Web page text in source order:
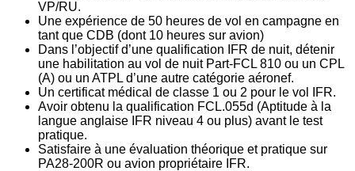
VP/RU.
Une expérience de 50 heures de vol en campagne en
tant que CDB (dont 10 heures sur avion)
Dans l’objectif d’une qualification IFR de nuit, détenir
une habilitation au vol de nuit Part-FCL 810 ou un CPL
(A) ou un ATPL d’une autre catégorie aéronef.
Un certificat médical de classe 1 ou 2 pour le vol IFR.
Avoir obtenu la qualification FCL.055d (Aptitude à la
langue anglaise IFR niveau 4 ou plus) avant le test
pratique.
Satisfaire à une évaluation théorique et pratique sur
PA28-200R ou avion propriétaire IFR.